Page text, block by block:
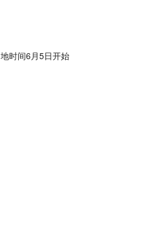
时间6月5日开始